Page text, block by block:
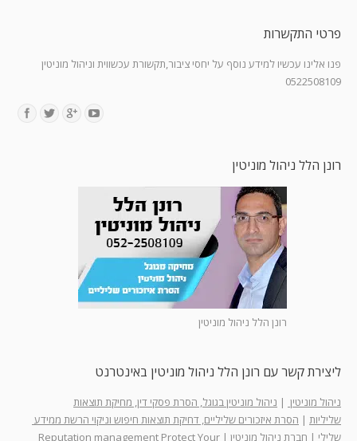
פרטי התקשרות
פנו אלינו עכשיו למידע נוסף על יחסי ציבור,תקשורת עכשווית וניהול מוניטין
0522508109
רונן הלל ניהול מוניטין
רונן הלל ניהול מוניטין
ליצירת קשר עם רונן הלל ניהול מוניטין באינטרנט
ניהול מוניטין | ניהול מוניטין בגוגל, הסרת פסקי דין, מחיקת תוצאות
שליליות | הסרת איזכורים שליליים, דחיקת תוצאות חיפוש וניקוי הרשת ממידע
שלילי | חברת ניהול מוניטין |
Reputation management Protect Your